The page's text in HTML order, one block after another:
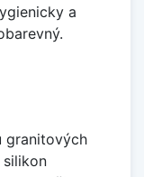
a
granitových